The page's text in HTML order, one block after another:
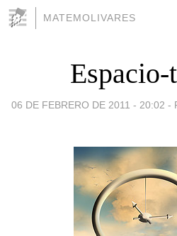
MATEMOLIVARES
06 DE FEBRERO DE 2011 - 20:02 -